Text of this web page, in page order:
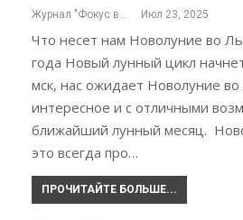
Журнал "Фокус внимания" Июл 23, 2025
Что несет нам Новолуние во
года Новый лунный цикл
мск, нас ожидает Новолуние
интересное и с отличными
ближайший лунный месяц.
это всегда про…
ПРОЧИТАЙТЕ БОЛЬШЕ...